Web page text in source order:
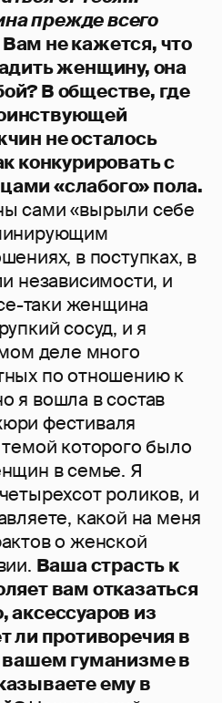
прежде всего
Вам не кажется, что
женщину, она
В обществе, где
не осталось
конкурировать с
«слабого» пола.
сами «вырыли себе
в поступках, в
независимости, и
таки женщина
сосуд, и я
деле много
по отношению к
я вошла в состав
фестиваля
которого было
в семье. Я
роликов, и
какой на меня
о женской
Ваша страсть к
вам отказаться
аксессуаров из
ли противоречия в
гуманизме в
ему в